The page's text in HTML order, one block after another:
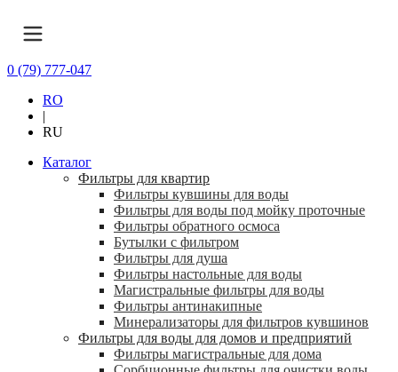
0 (79) 777-047
RO
|
RU
Каталог
Фильтры для квартир
Фильтры кувшины для воды
Фильтры для воды под мойку проточные
Фильтры обратного осмоса
Бутылки с фильтром
Фильтры для душа
Фильтры настольные для воды
Магистральные фильтры для воды
Фильтры антинакипные
Минерализаторы для фильтров кувшинов
Фильтры для воды для домов и предприятий
Фильтры магистральные для дома